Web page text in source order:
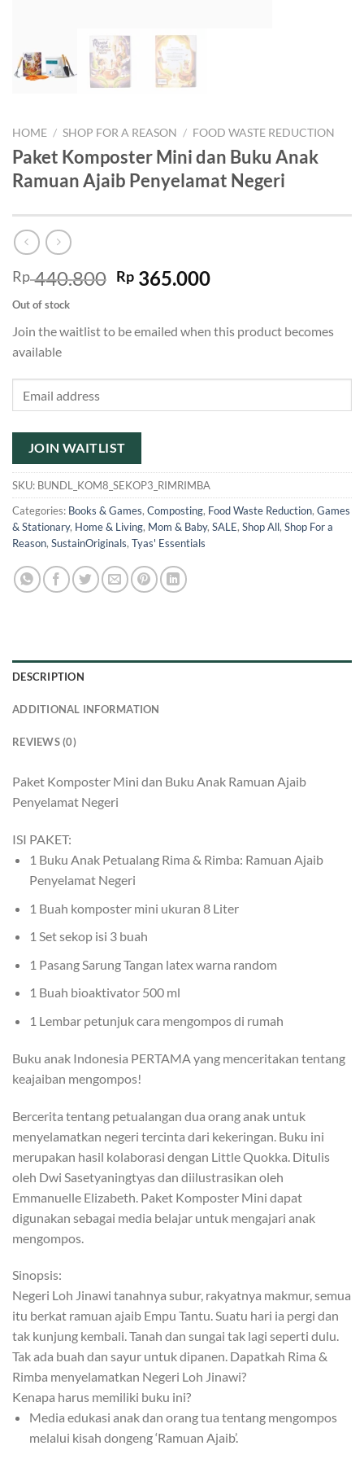
HOME / SHOP FOR A REASON / FOOD WASTE REDUCTION
Paket Komposter Mini dan Buku Anak
Ramuan Ajaib Penyelamat Negeri
Rp440.800 Original
Rp 440.800.
Rp 365.000Current
Rp 365.000.
Out of stock
Join the waitlist to be emailed when this product becomes
available
address
to
join
the
waitlist
for
product
JOIN WAITLIST
SKU: BUNDL_KOM8_SEKOP3_RIMRIMBA
Categories: Books & Games, Composting, Food Waste Reduction, Games
& Stationary, Home & Living, Mom & Baby, SALE, Shop All, Shop For a
Reason, SustainOriginals, Tyas' Essentials
DESCRIPTION
ADDITIONAL INFORMATION
REVIEWS (0)
Paket Komposter Mini dan Buku Anak Ramuan Ajaib
Penyelamat Negeri
ISI PAKET:
1 Buku Anak Petualang Rima & Rimba: Ramuan Ajaib
Penyelamat Negeri
1 Buah komposter mini ukuran 8 Liter
1 Set sekop isi 3 buah
1 Pasang Sarung Tangan latex warna random
1 Buah bioaktivator 500 ml
1 Lembar petunjuk cara mengompos di rumah
Buku anak Indonesia PERTAMA yang menceritakan tentang
keajaiban mengompos!
Bercerita tentang petualangan dua orang anak untuk
menyelamatkan negeri tercinta dari kekeringan. Buku ini
merupakan hasil kolaborasi dengan Little Quokka. Ditulis
oleh Dwi Sasetyaningtyas dan diilustrasikan oleh
Emmanuelle Elizabeth. Paket Komposter Mini dapat
digunakan sebagai media belajar untuk mengajari anak
mengompos.
Sinopsis:
Negeri Loh Jinawi tanahnya subur, rakyatnya makmur, semua
itu berkat ramuan ajaib Empu Tantu. Suatu hari ia pergi dan
tak kunjung kembali. Tanah dan sungai tak lagi seperti dulu.
Tak ada buah dan sayur untuk dipanen. Dapatkah Rima &
Rimba menyelamatkan Negeri Loh Jinawi?
Kenapa harus memiliki buku ini?
Media edukasi anak dan orang tua tentang mengompos
melalui kisah dongeng ‘Ramuan Ajaib’.